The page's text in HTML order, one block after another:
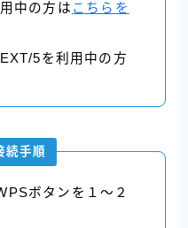
中の方は こちらを
5を利用中の方
続手順
ボタンを１～２